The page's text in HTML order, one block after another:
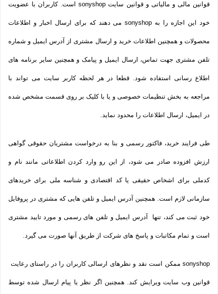
قوانین مالی و مالیاتی و قوانین سایت sonyshop است. کاربران با عضویت
خود این اجازه را به sonyshop می دهند که برای ارسال اخبار و اطلاعات
محصولات و همچنین اطلاعات خرید و ارسال مشتری از آدرس ایمیل و شماره
تلفن مشتری جهت تماس، ارسال ایمیل و پیامک و همچنین سایر برنامه های
اطلاع رسانی استفاده شود. قطعا در هر لحظه کاربر سایت می تواند با
مراجعه به بخش تنظیمات خصوصی و یا با کلیک بر روی قسمت مشخص شده
در ایمیل، ارسال اطلاعات را محدود نماید.
طی فرایند خرید، فاکتور رسمی و بنا به درخواست مشتریان حقوقی گواهی
ارزش افزوده صادر می شود، از این رو وارد کردن اطلاعاتی مانند نام و
کدملی برای اشخاص حقیقی یا کد اقتصادی و شناسه ملی برای خریدهای
سازمانی لازم است. همچنین آدرس ایمیل و تلفن هایی که مشتری در پروفایل
خود ثبت می­ کند، تنها آدرس ایمیل و تلفن­ های رسمی و مورد تایید مشتری
است و تمام مکاتبات و پاسخ های شرکت از طریق آنها صورت می گیرد.
sonyshop ممکن است نقد و نظرهای ارسالی کاربران را در راستای رعایت
قوانین وب سایت ویرایش کند. همچنین اگر نظر یا پیام ارسال شده توسط